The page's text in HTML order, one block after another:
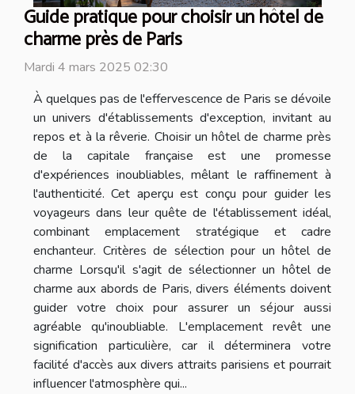
Guide pratique pour choisir un hôtel de
charme près de Paris
Mardi 4 mars 2025 02:30
À quelques pas de l'effervescence de Paris se dévoile
un univers d'établissements d'exception, invitant au
repos et à la rêverie. Choisir un hôtel de charme près
de la capitale française est une promesse
d'expériences inoubliables, mêlant le raffinement à
l'authenticité. Cet aperçu est conçu pour guider les
voyageurs dans leur quête de l'établissement idéal,
combinant emplacement stratégique et cadre
enchanteur. Critères de sélection pour un hôtel de
charme Lorsqu'il s'agit de sélectionner un hôtel de
charme aux abords de Paris, divers éléments doivent
guider votre choix pour assurer un séjour aussi
agréable qu'inoubliable. L'emplacement revêt une
signification particulière, car il déterminera votre
facilité d'accès aux divers attraits parisiens et pourrait
influencer l'atmosphère qui...